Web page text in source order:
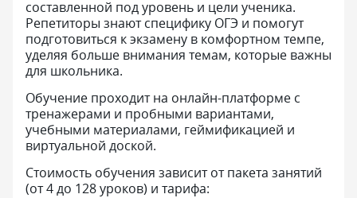
составленной под уровень и цели ученика.
Репетиторы знают специфику ОГЭ и помогут
подготовиться к экзамену в комфортном темпе,
уделяя больше внимания темам, которые важны
для школьника.
Обучение проходит на онлайн-платформе с
тренажерами и пробными вариантами,
учебными материалами, геймификацией и
виртуальной доской.
Стоимость обучения зависит от пакета занятий
(от 4 до 128 уроков) и тарифа: